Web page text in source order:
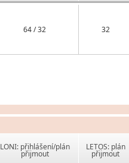
64 / 32 32
LONI: přihlášení/plán
přijmout
LETOS: plán
přijmout